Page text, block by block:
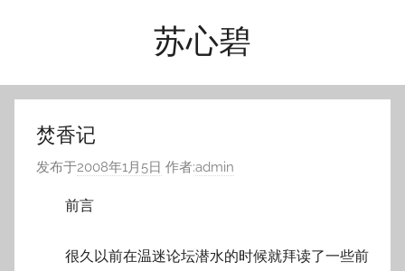
容
苏心碧
焚香记
发布于2008年1月5日 作者:admin
前言
很久以前在温迷论坛潜水的时候就拜读了一些前